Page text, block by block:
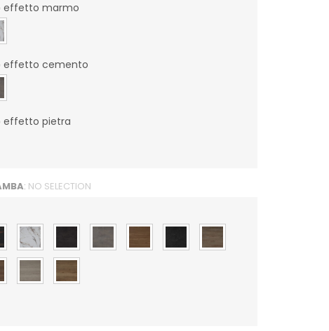
effetto marmo
effetto cemento
effetto pietra
: NO SELECTION